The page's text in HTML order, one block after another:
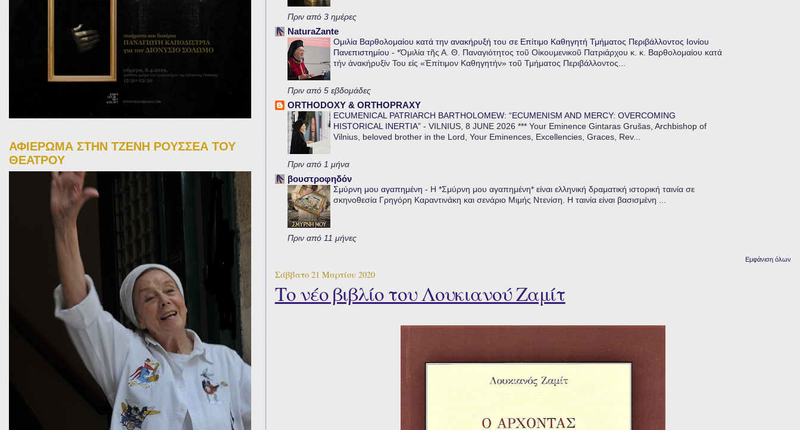
Πριν από 3 ημέρες
NaturaZante
Ομιλία Βαρθολομαίου κατά την ανακήρυξή του σε Επίτιμο Καθηγητή Τμήματος Περιβάλλοντος Ιονίου
Πανεπιστημίου - *Ὁμιλία τῆς Α. Θ. Παναγιότητος τοῦ Οἰκουμενικοῦ Πατριάρχου κ. κ. Βαρθολομαίου κατά
τήν ἀνακήρυξίν Του εἰς «Ἐπίτιμον Καθηγητήν» τοῦ Τμήματος Περιβάλλοντος...
Πριν από 5 εβδομάδες
ORTHODOXY & ORTHOPRAXY
ECUMENICAL PATRIARCH BARTHOLOMEW: “ECUMENISM AND MERCY: OVERCOMING
HISTORICAL INERTIA” - VILNIUS, 8 JUNE 2026 *** Your Eminence Gintaras Grušas, Archbishop of
Vilnius, beloved brother in the Lord, Your Eminences, Excellencies, Graces, Rev...
Πριν από 1 μήνα
βουστροφηδόν
Σμύρνη μου αγαπημένη - Η *Σμύρνη μου αγαπημένη* είναι ελληνική δραματική ιστορική ταινία σε
σκηνοθεσία Γρηγόρη Καραντινάκη και σενάριο Μιμής Ντενίση. Η ταινία είναι βασισμένη ...
Πριν από 11 μήνες
Εμφάνιση όλων
Σάββατο 21 Μαρτίου 2020
Το νέο βιβλίο του Λουκιανού Ζαμίτ
ΑΦΙΕΡΩΜΑ ΣΤΗΝ ΤΖΕΝΗ ΡΟΥΣΣΕΑ ΤΟΥ
ΘΕΑΤΡΟΥ